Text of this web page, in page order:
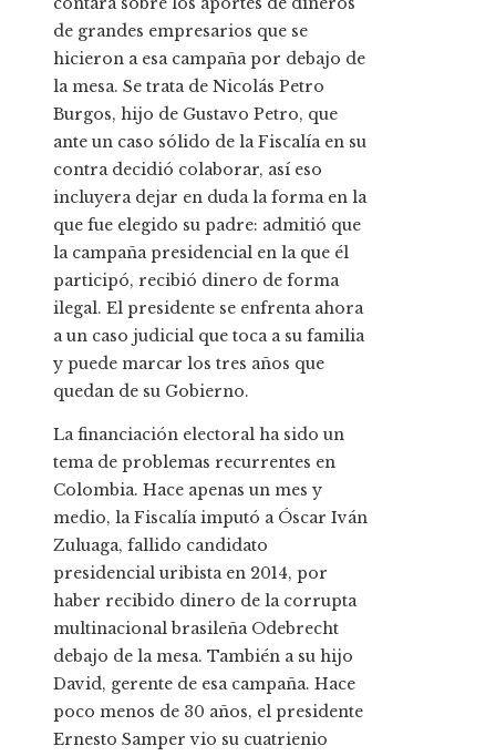
de grandes empresarios que se
hicieron a esa campaña por debajo de
la mesa. Se trata de Nicolás Petro
Burgos, hijo de Gustavo Petro, que
ante un caso sólido de la Fiscalía en su
contra decidió colaborar, así eso
incluyera dejar en duda la forma en la
que fue elegido su padre: admitió que
la campaña presidencial en la que él
participó, recibió dinero de forma
ilegal. El presidente se enfrenta ahora
a un caso judicial que toca a su familia
y puede marcar los tres años que
quedan de su Gobierno.
La financiación electoral ha sido un
tema de problemas recurrentes en
Colombia. Hace apenas un mes y
medio, la Fiscalía imputó a Óscar Iván
Zuluaga, fallido candidato
presidencial uribista en 2014, por
haber recibido dinero de la corrupta
multinacional brasileña Odebrecht
debajo de la mesa. También a su hijo
David, gerente de esa campaña. Hace
poco menos de 30 años, el presidente
Ernesto Samper vio su cuatrienio